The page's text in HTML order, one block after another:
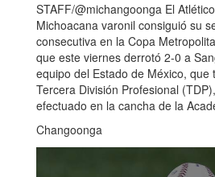
STAFF/@michangoonga El
Michoacana varonil consiguió su
consecutiva en la Copa
que este viernes derrotó 2-0 a
equipo del Estado de México, que
Tercera División Profesional
efectuado en la cancha de la
Changoonga